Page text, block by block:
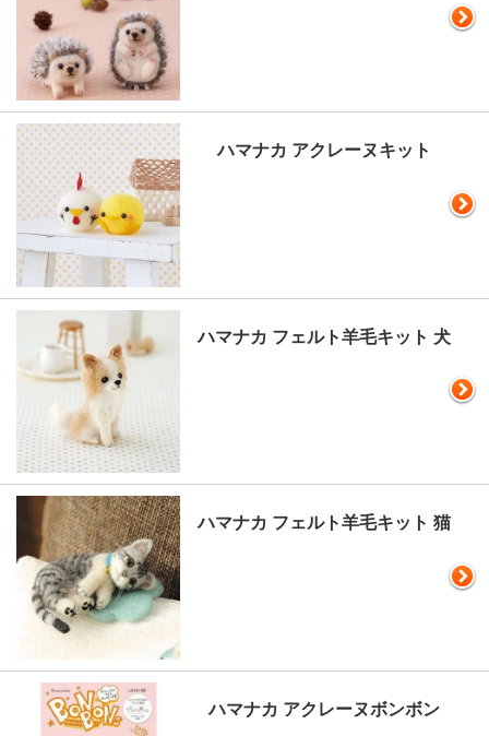
ハマナカ アクレーヌキット
ハマナカ フェルト羊毛キット 犬
ハマナカ フェルト羊毛キット 猫
ハマナカ アクレーヌボンボン